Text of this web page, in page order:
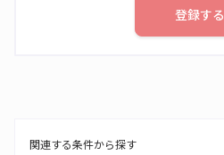
登録する
関連する条件から探す